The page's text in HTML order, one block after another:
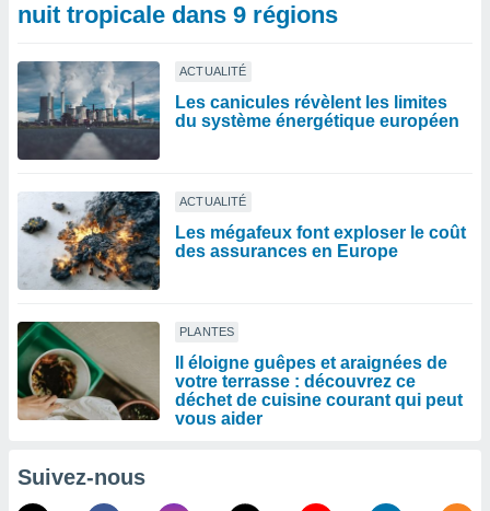
nuit tropicale dans 9 régions
ACTUALITÉ
Les canicules révèlent les limites
du système énergétique européen
ACTUALITÉ
Les mégafeux font exploser le coût
des assurances en Europe
PLANTES
Il éloigne guêpes et araignées de
votre terrasse : découvrez ce
déchet de cuisine courant qui peut
vous aider
Suivez-nous